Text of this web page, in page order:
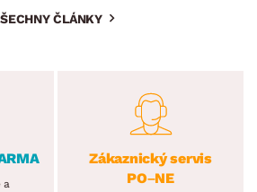
ČLÁNKY
a
Zákaznický servis
PO–NE